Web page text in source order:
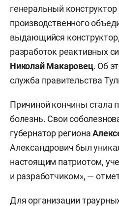
генеральный конструктор
производственного
выдающийся
разработок реактивных
Николай Макаровец. Об
служба правительства
Причиной кончины стала
болезнь. Свои
губернатор региона
Александрович был
настоящим патриотом,
и разработчиком», —
Для организации